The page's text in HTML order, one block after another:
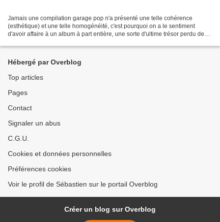
Jamais une compilation garage pop n'a présenté une telle cohérence
(esthétique) et une telle homogénéité, c'est pourquoi on a le sentiment
d'avoir affaire à un album à part entière, une sorte d'ultime trésor perdu des
Hébergé par Overblog
Top articles
Pages
Contact
Signaler un abus
C.G.U.
Cookies et données personnelles
Préférences cookies
Voir le profil de Sébastien sur le portail Overblog
Créer un blog sur Overblog